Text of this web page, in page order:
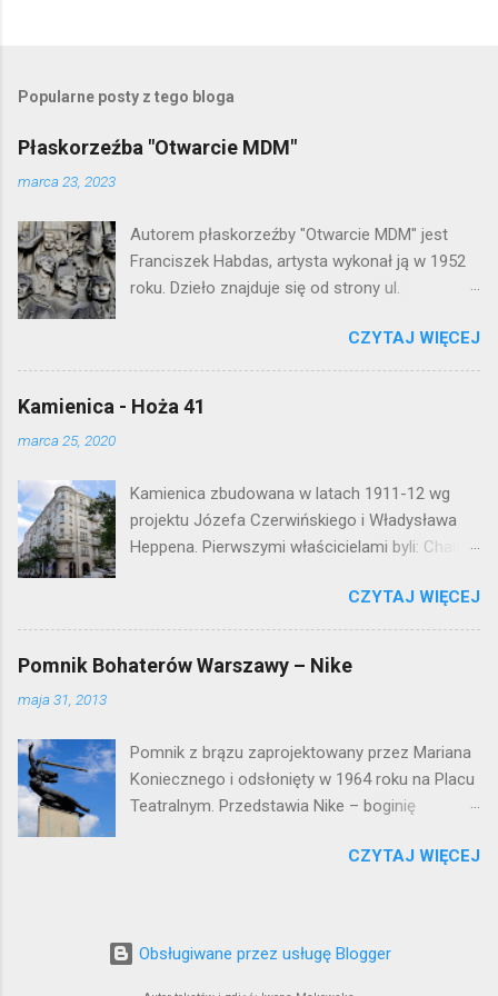
Popularne posty z tego bloga
Płaskorzeźba "Otwarcie MDM"
marca 23, 2023
Autorem płaskorzeźby "Otwarcie MDM" jest
Franciszek Habdas, artysta wykonał ją w 1952
roku. Dzieło znajduje się od strony ul.
warszawskiej flagowej inwestycji
mieszkaniowej lat 50. Lokalizacja: Śródmieście
CZYTAJ WIĘCEJ
Kamienica - Hoża 41
marca 25, 2020
Kamienica zbudowana w latach 1911-12 wg
projektu Józefa Czerwińskiego i Władysława
Heppena. Pierwszymi właścicielami byli: Chaim
kamienica była zamieszkała przez
pracowników Elektrowni Warszawskiej. Ten
okazały budynek wyszedł bez szwanku z II
wojny światowej. Lokalizacja: Śródmieście
CZYTAJ WIĘCEJ
Pomnik Bohaterów Warszawy – Nike
maja 31, 2013
Pomnik z brązu zaprojektowany przez Mariana
Koniecznego i odsłonięty w 1964 roku na Placu
Teatralnym. Przedstawia Nike – boginię
Przy tworzeniu rysów twarzy rzeźbiarzowi
twarz dziewczynki. W 1997 roku, w związku z
przebudową Placu Teatralnego, Nike
CZYTAJ WIĘCEJ
Obsługiwane przez usługę Blogger